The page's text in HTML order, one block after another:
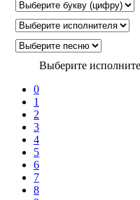
Выберите
0
1
2
3
4
5
6
7
8